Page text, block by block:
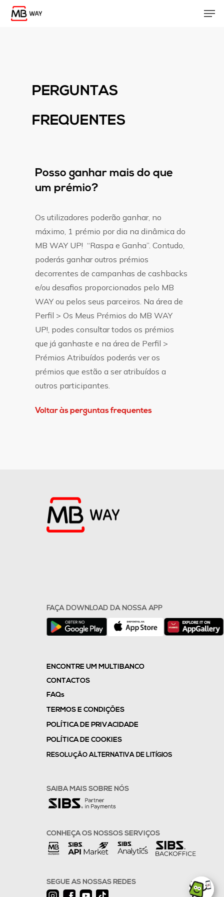
Skip
PERGUNTAS
FREQUENTES
Posso ganhar mais do que
um prémio?
Os utilizadores poderão ganhar, no
máximo, 1 prémio por dia na dinâmica do
MB WAY UP! “Raspa e Ganha”. Contudo,
poderás ganhar outros prémios
decorrentes de campanhas de cashbacks
e/ou desafios proporcionados pelo MB
WAY ou pelos seus parceiros. Na área de
Perfil > Os Meus Prémios do MB WAY
UP!, podes consultar todos os prémios
que já ganhaste e na área de Perfil >
Prémios Atribuídos poderás ver os
prémios que estão a ser atribuídos a
outros participantes.
Voltar às perguntas frequentes
FAÇA DOWNLOAD DA NOSSA APP
ENCONTRE UM MULTIBANCO
CONTACTOS
FAQs
TERMOS E CONDIÇÕES
POLÍTICA DE PRIVACIDADE
POLÍTICA DE COOKIES
RESOLUÇÃO ALTERNATIVA DE LITÍGIOS
SAIBA MAIS SOBRE NÓS
CONHEÇA OS NOSSOS SERVIÇOS
SEGUE AS NOSSAS REDES